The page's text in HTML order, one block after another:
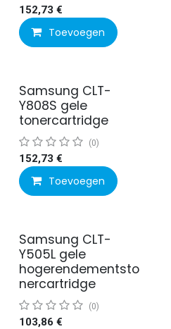
152,73 €
Toevoegen
Samsung CLT-
Y808S gele
tonercartridge
(0)
152,73 €
Toevoegen
Samsung CLT-
Y505L gele
hogerendementsto
nercartridge
(0)
103,86 €